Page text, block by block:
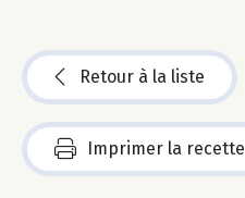
Retour à la liste
Imprimer la recette